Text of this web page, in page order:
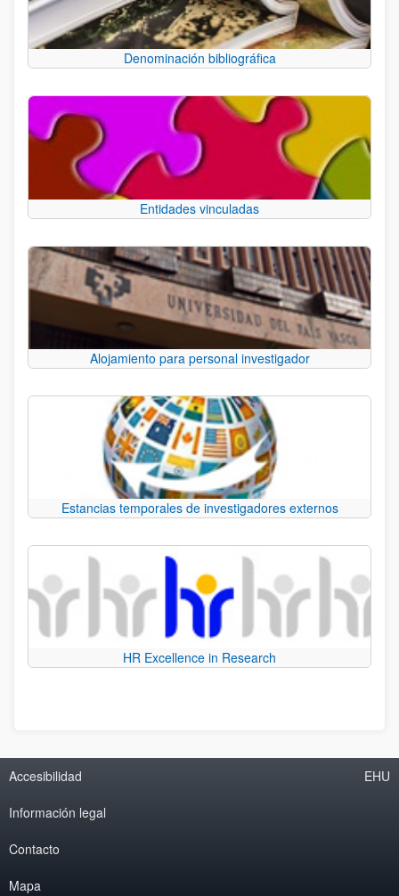
Denominación bibliográfica
Entidades vinculadas
Alojamiento para personal investigador
Estancias temporales de investigadores externos
HR Excellence in Research
Accesibilidad
Información legal
Contacto
Mapa
EHU